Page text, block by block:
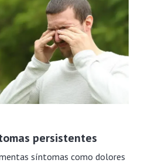
persistentes
síntomas como dolores